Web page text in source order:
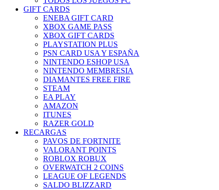
GIFT CARDS
ENEBA GIFT CARD
XBOX GAME PASS
XBOX GIFT CARDS
PLAYSTATION PLUS
PSN CARD USA Y ESPAÑA
NINTENDO ESHOP USA
NINTENDO MEMBRESIA
DIAMANTES FREE FIRE
STEAM
EA PLAY
AMAZON
ITUNES
RAZER GOLD
RECARGAS
PAVOS DE FORTNITE
VALORANT POINTS
ROBLOX ROBUX
OVERWATCH 2 COINS
LEAGUE OF LEGENDS
SALDO BLIZZARD